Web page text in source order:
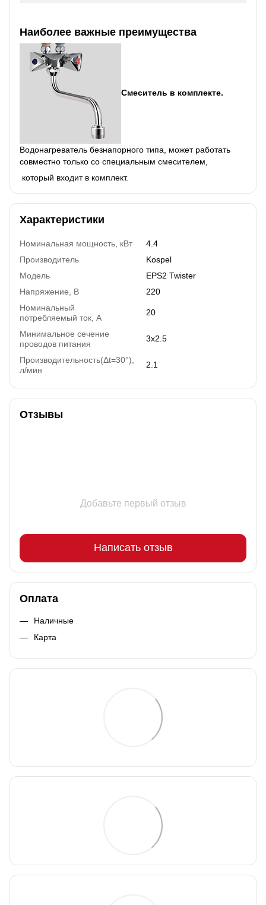
Наиболее важные преимущества
Смеситель в комплекте.
Водонагреватель безнапорного типа, может работать
совместно только со специальным смесителем,
который входит в комплект.
Характеристики
Номинальная мощность, кВт
4.4
Производитель
Kospel
Модель
EPS2 Twister
Напряжение, В
220
Номинальный
потребляемый ток, А
20
Минимальное сечение
проводов питания
3x2.5
Производительность(Δt=30°),
л/мин
2.1
Отзывы
Добавьте первый отзыв
Написать отзыв
Оплата
Наличные
Карта